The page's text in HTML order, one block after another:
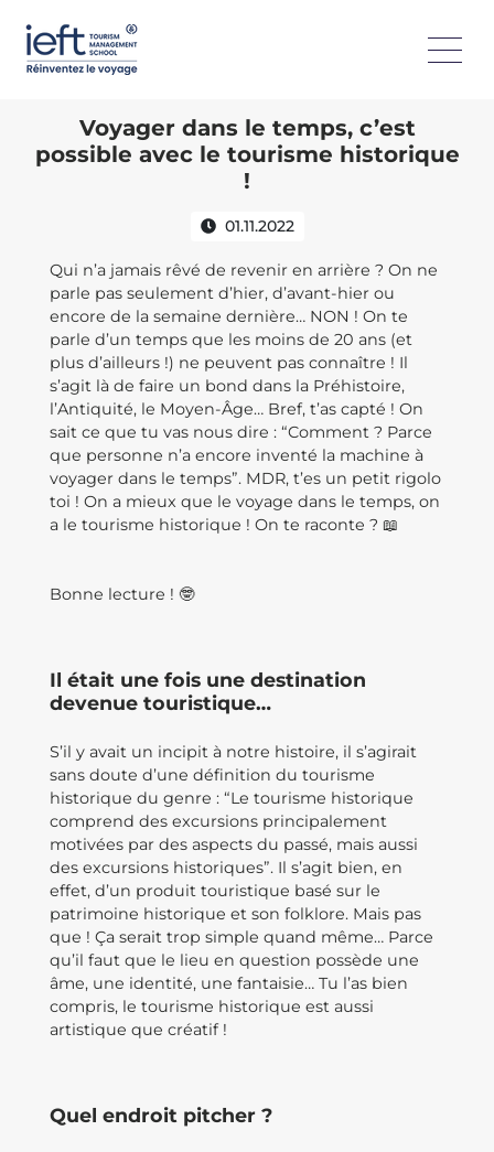
Voyager dans le temps, c’est
possible avec le tourisme historique
!
01.11.2022
Qui n’a jamais rêvé de revenir en arrière ? On ne
parle pas seulement d’hier, d’avant-hier ou
encore de la semaine dernière… NON ! On te
parle d’un temps que les moins de 20 ans (et
plus d’ailleurs !) ne peuvent pas connaître ! Il
s’agit là de faire un bond dans la Préhistoire,
l’Antiquité, le Moyen-Âge… Bref, t’as capté ! On
sait ce que tu vas nous dire : “Comment ? Parce
que personne n’a encore inventé la machine à
voyager dans le temps”. MDR, t’es un petit rigolo
toi ! On a mieux que le voyage dans le temps, on
a le tourisme historique ! On te raconte ? 📖
Bonne lecture ! 🤓
Il était une fois une destination
devenue touristique…
S’il y avait un incipit à notre histoire, il s’agirait
sans doute d’une définition du tourisme
historique du genre : “Le tourisme historique
comprend des excursions principalement
motivées par des aspects du passé, mais aussi
des excursions historiques”. Il s’agit bien, en
effet, d’un produit touristique basé sur le
patrimoine historique et son folklore. Mais pas
que ! Ça serait trop simple quand même… Parce
qu’il faut que le lieu en question possède une
âme, une identité, une fantaisie… Tu l’as bien
compris, le tourisme historique est aussi
artistique que créatif !
Quel endroit pitcher ?